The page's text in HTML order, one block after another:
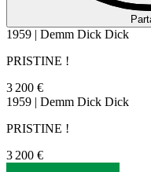
1959 | Demm Dick Dick
PRISTINE !
3 200 €
1959 | Demm Dick Dick
PRISTINE !
3 200 €